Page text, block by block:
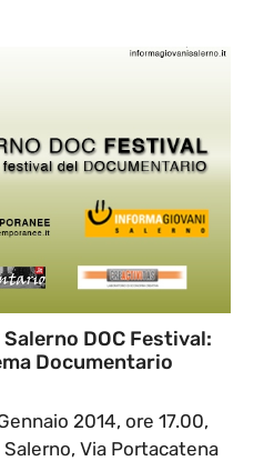
DOC Festival:
Documentario
2014, ore 17.00,
Via Portacatena